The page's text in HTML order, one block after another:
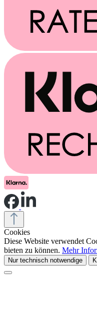
Cookies
Diese Website verwendet
bieten zu können. Mehr
Nur technisch notwendige